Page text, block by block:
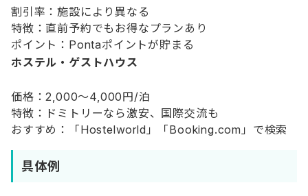
割引率：施設により異なる
特徴：直前予約でもお得なプランあり
ポイント：Pontaポイントが貯まる
ホステル・ゲストハウス
価格：2,000〜4,000円/泊
特徴：ドミトリーなら激安、国際交流も
おすすめ：「Hostelworld」「Booking.com」で検索
具体例